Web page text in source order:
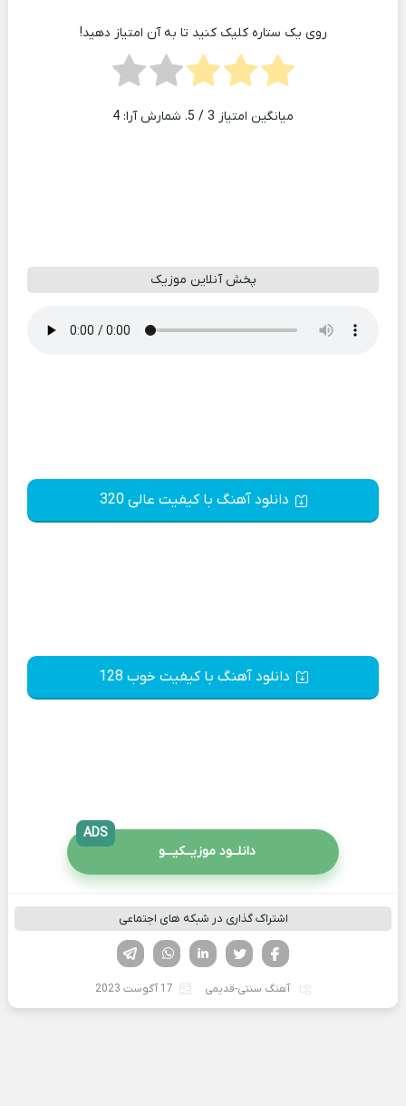
روی یک ستاره کلیک کنید تا به آن امتیاز دهید!
میانگین امتیاز 3 / 5. شمارش آرا: 4
پخش آنلاین موزیک
دانلود آهنگ با کیفیت عالی 320
دانلود آهنگ با کیفیت خوب 128
دانلــود موزیــکیـــو
ADS
اشتراک گذاری در شبکه های اجتماعی
لینکدین تویتر
فیسوک
آهنگ سنتی-قدیمی 17 آگوست 2023